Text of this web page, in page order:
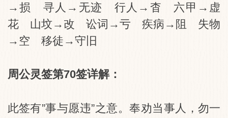
→损 寻人→无迹 行人→杳 六甲→虚
花 山坟→改 讼词→亏 疾病→阻 失物
→空 移徒→守旧
周公灵签第70签详解：
此签有”事与愿违”之意。奉劝当事人，勿一